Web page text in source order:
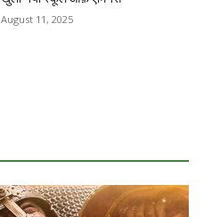
August 11, 2025